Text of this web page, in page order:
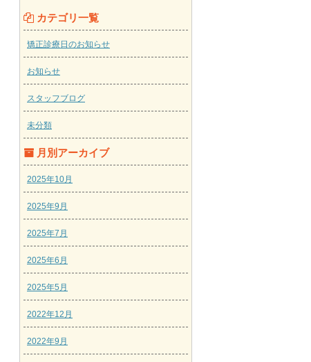
カテゴリ一覧
矯正診療日のお知らせ
お知らせ
スタッフブログ
未分類
月別アーカイブ
2025年10月
2025年9月
2025年7月
2025年6月
2025年5月
2022年12月
2022年9月